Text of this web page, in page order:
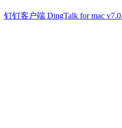
钉钉客户端 DingTalk for mac